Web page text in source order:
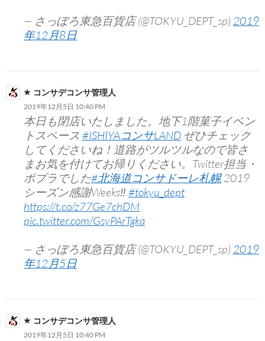
— さっぽろ東急百貨店 (@TOKYU_DEPT_sp) 2019
年12月8日
コンサデコンサ管理人
2019年12月5日 10:40 PM
本日も閉店いたしました。地下1階菓子イベン
トスペース #ISHIYAコンサLAND ぜひチェック
してくださいね！道路がツルツルなので皆さ
まお気を付けてお帰りください。Twitter担当・
ポプラでした#北海道コンサドーレ札幌2019
シーズン感謝Weeks‼︎#tokyu_dept
https://t.co/z77Ge7chDM
pic.twitter.com/GsyPArTgka
— さっぽろ東急百貨店 (@TOKYU_DEPT_sp) 2019
年12月5日
コンサデコンサ管理人
2019年12月5日 10:40 PM